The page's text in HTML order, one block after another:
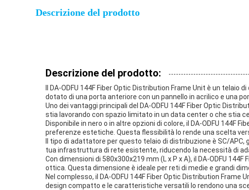
Descrizione del prodotto
Descrizione del prodotto:
Il DA-ODFU 144F Fiber Optic Distribution Frame Unit è un
dotato di una porta anteriore con un pannello in acrilico e una
Uno dei vantaggi principali del DA-ODFU 144F Fiber Optic
stia lavorando con spazio limitato in un data center o che stia
Disponibile in nero o in altre opzioni di colore, il DA-ODFU
preferenze estetiche. Questa flessibilità lo rende una scelta
Il tipo di adattatore per questo telaio di distribuzione è SC/
tua infrastruttura di rete esistente, riducendo la necessità di
Con dimensioni di 580x300x219 mm (L x P x A), il DA-ODFU
ottica. Questa dimensione è ideale per reti di medie e grandi
Nel complesso, il DA-ODFU 144F Fiber Optic Distribution
design compatto e le caratteristiche versatili lo rendono una